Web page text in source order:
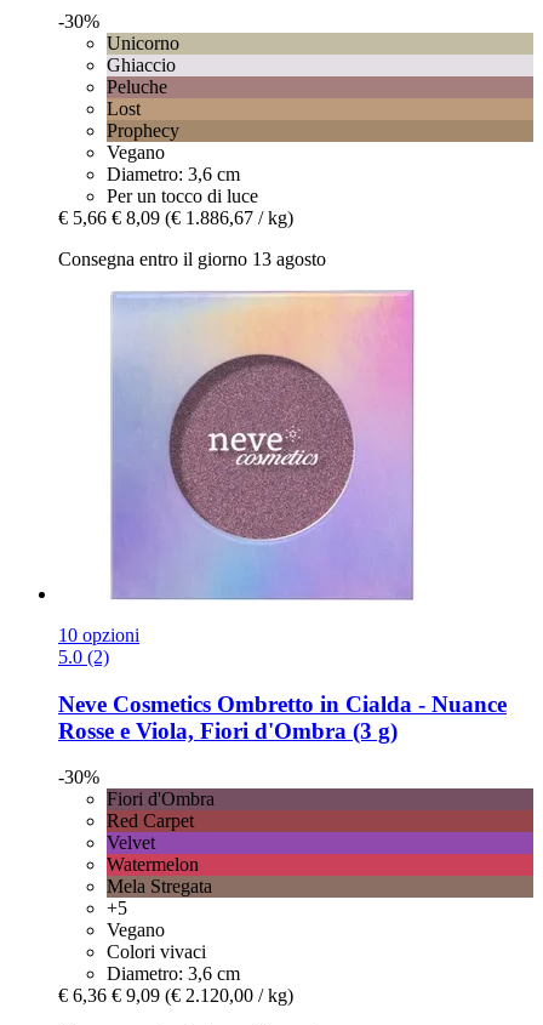
-30%
Unicorno
Ghiaccio
Peluche
Lost
Prophecy
Vegano
Diametro: 3,6 cm
Per un tocco di luce
€ 5,66 € 8,09 (€ 1.886,67 / kg)
Consegna entro il giorno 13 agosto
10 opzioni
5.0 (2)
Neve Cosmetics Ombretto in Cialda -​ Nuance
Rosse e Viola, Fiori d'Ombra (3 g)
-30%
Fiori d'Ombra
Red Carpet
Velvet
Watermelon
Mela Stregata
+5
Vegano
Colori vivaci
Diametro: 3,6 cm
€ 6,36 € 9,09 (€ 2.120,00 / kg)